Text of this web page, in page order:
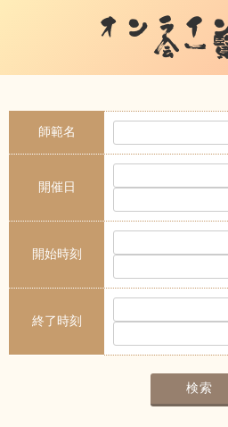
オンライ
会一
師範名
開催日
開始時刻
終了時刻